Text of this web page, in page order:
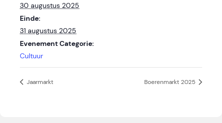
30 augustus 2025
Einde:
31 augustus 2025
Evenement Categorie:
Cultuur
Jaarmarkt Boerenmarkt 2025